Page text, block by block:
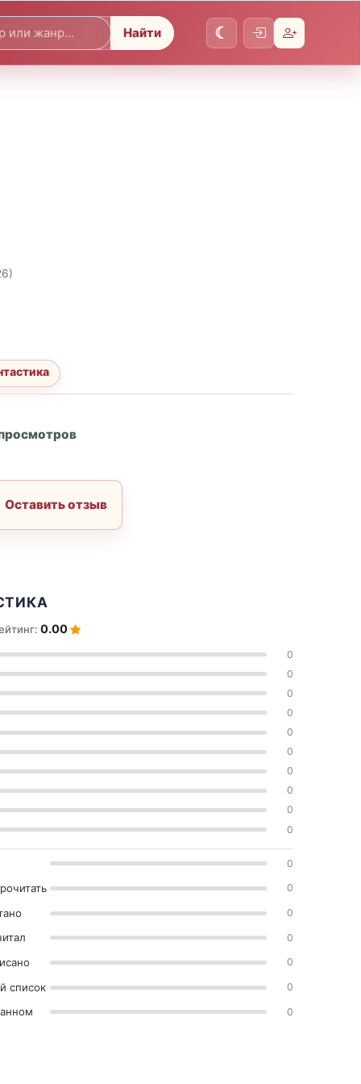
Найти
Оставить отзыв
0.00
0
0
0
0
0
0
0
0
0
0
0
0
0
0
0
список 0
0